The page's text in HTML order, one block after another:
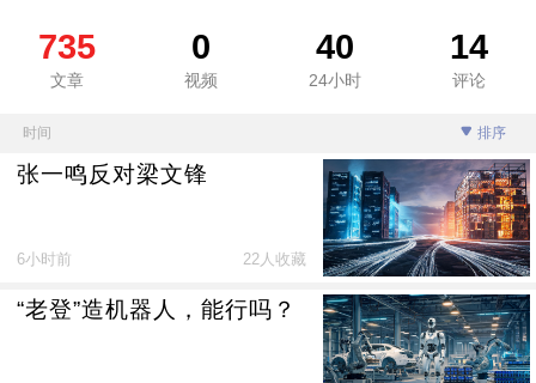
735
文章
0
视频
40
24小时
14
评论
时间 排序
张一鸣反对梁文锋
6小时前 22人收藏
“老登”造机器人，能行吗？